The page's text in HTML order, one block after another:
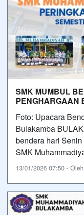
SMK MUMBUL
PENGHARGAAN
Foto: Upacara
Bulakamba
bendera hari
SMK
13/01/2026 07:50 -